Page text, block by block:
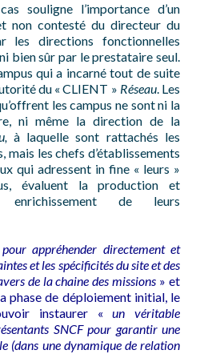
souligne l’importance d’un
non contesté du directeur du
les directions fonctionnelles
bien sûr par le prestataire seul.
qui a incarné tout de suite
du « CLIENT » Réseau. Les
les campus ne sont ni la
ni même la direction de la
à laquelle sont rattachés les
mais les chefs d’établissements
qui adressent in fine « leurs »
évaluent la production et
enrichissement de leurs
appréhender directement et
et les spécificités du site et des
de la chaine des missions » et
phase de déploiement initial, le
instaurer «un véritable
SNCF pour garantir une
(dans une dynamique de relation